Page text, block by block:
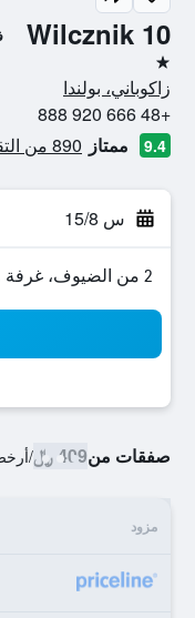
Wilcznik 10
نجمة واحدة
زاكوباني، بولندا
+48 666 920 888
9.4 ممتاز 890 من التقييمات تم التحقق منها
س 15/8
2 من الضيوف، غرفة واحدة
صفقات من409 ﷼ /
مزود